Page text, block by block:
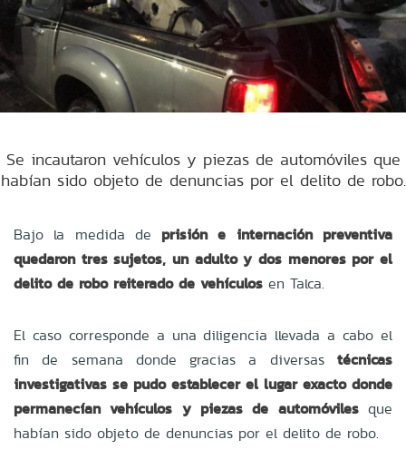
Se incautaron vehículos y piezas de automóviles que
habían sido objeto de denuncias por el delito de robo.
Bajo la medida de prisión e internación preventiva
quedaron tres sujetos, un adulto y dos menores por el
delito de robo reiterado de vehículos en Talca.
El caso corresponde a una diligencia llevada a cabo el
fin de semana donde gracias a diversastécnicas
investigativas se pudo establecer el lugar exacto donde
permanecían vehículos y piezas de automóvilesque
habían sido objeto de denuncias por el delito de robo.